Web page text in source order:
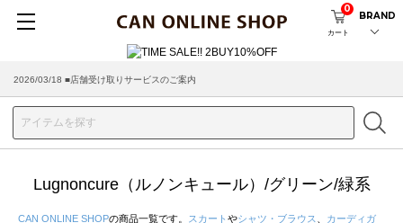
カート
0
BRAND
2026/03/18 ■店舗受け取りサービスのご案内
Lugnoncure（ルノンキュール）/グリーン/緑系
CAN ONLINE SHOPの商品一覧です。 スカート やシャツ・ブラウス
カーディガ